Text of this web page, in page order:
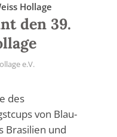
Hollage
den 39.
e.V.
des
von Blau-
Brasilien und